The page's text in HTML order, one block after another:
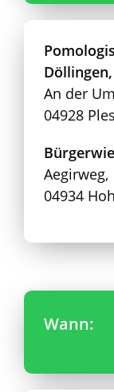
Döllingen,
An der
04928
Aegirweg,
04934
Wann: